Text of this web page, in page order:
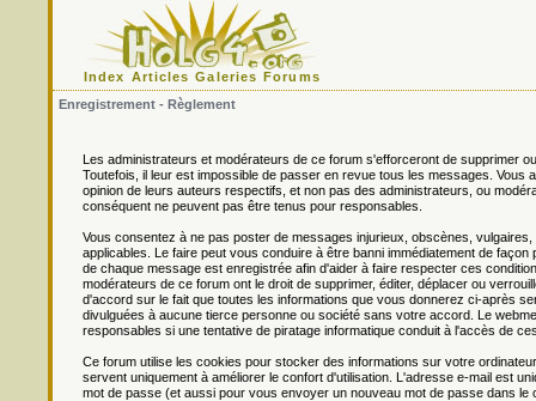
Index Articles Galeries Forums
Enregistrement - Règlement
Les administrateurs et modérateurs de ce forum s'efforceront de supprimer
Toutefois, il leur est impossible de passer en revue tous les messages.
opinion de leurs auteurs respectifs, et non pas des administrateurs, ou
conséquent ne peuvent pas être tenus pour responsables.
Vous consentez à ne pas poster de messages injurieux, obscènes,
applicables. Le faire peut vous conduire à être banni immédiatement de
de chaque message est enregistrée afin d'aider à faire respecter ces
modérateurs de ce forum ont le droit de supprimer, éditer, déplacer ou
d'accord sur le fait que toutes les informations que vous donnerez ci-après
divulguées à aucune tierce personne ou société sans votre accord. Le
responsables si une tentative de piratage informatique conduit à l'accès de
Ce forum utilise les cookies pour stocker des informations sur votre
servent uniquement à améliorer le confort d'utilisation. L'adresse e-mail est
mot de passe (et aussi pour vous envoyer un nouveau mot de passe dans le